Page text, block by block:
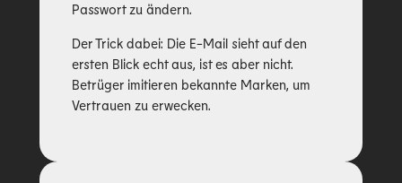
Passwort zu ändern.
Der Trick dabei: Die E-Mail sieht auf den
ersten Blick echt aus, ist es aber nicht.
Betrüger imitieren bekannte Marken, um
Vertrauen zu erwecken.